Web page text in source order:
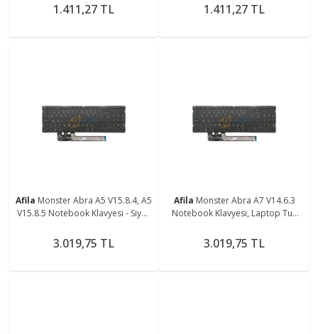
1.411,27 TL 1.411,27 TL
Afila Monster Abra A5 V15.8.4, A5
V15.8.5 Notebook Klavyesi - Siyah
3.019,75 TL
Afila Monster Abra A7 V14.6.3
Notebook Klavyesi, Laptop Tuş
3.019,75 TL